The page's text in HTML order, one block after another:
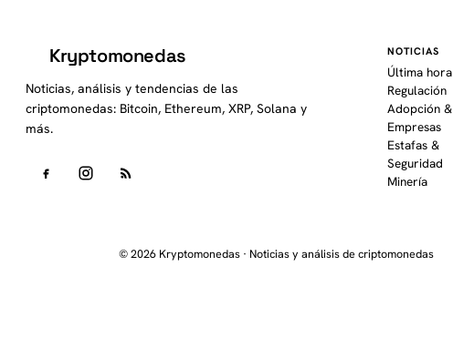
Kryptomonedas
Noticias, análisis y tendencias de las
criptomonedas: Bitcoin, Ethereum, XRP, Solana y
más.
NOTICIAS
Última hora
Regulación
Adopción &
Empresas
Estafas &
Seguridad
Minería
© 2026 Kryptomonedas · Noticias y análisis de criptomonedas